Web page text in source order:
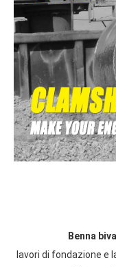
Benna
lavori di fondazione e